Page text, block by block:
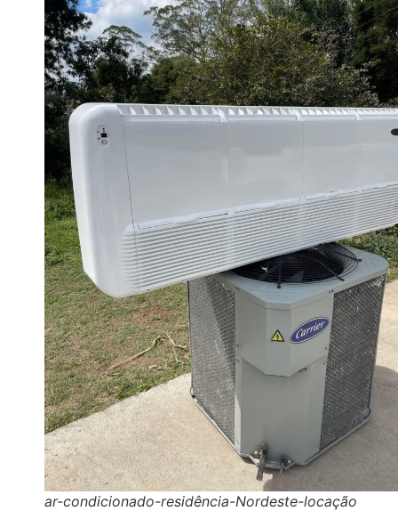
ar-condicionado-residência-Nordeste-locação